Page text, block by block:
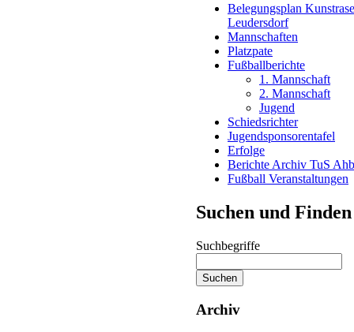
Belegungsplan
Leudersdorf
Mannschaften
Platzpate
Fußballberichte
1. Mannschaft
2. Mannschaft
Jugend
Schiedsrichter
Jugendsponsorentafel
Erfolge
Berichte Archiv TuS
Fußball Veranstaltungen
Suchen und Finden
Suchbegriffe
Suchen
Archiv